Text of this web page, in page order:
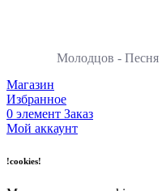
Молодцов - Песня
Магазин
Избранное
0 элемент Заказ
Мой аккаунт
!cookies!